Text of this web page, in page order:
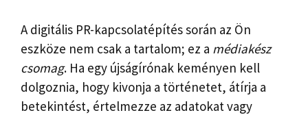
A digitális PR-kapcsolatépítés során az Ön
eszköze nem csak a tartalom; ez a médiakész
csomag. Ha egy újságírónak keményen kell
dolgoznia, hogy kivonja a történetet, átírja a
betekintést, értelmezze az adatokat vagy